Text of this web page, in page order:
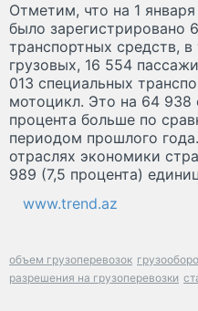
Отметим, что на 1
было зарегистрировано
транспортных средств,
грузовых, 16 554
013 специальных
мотоцикл. Это на 64 938
процента больше по
периодом прошлого
отраслях экономики
989 (7,5 процента)
www.trend.az
объем грузоперевозок
разрешения на грузоперевозки